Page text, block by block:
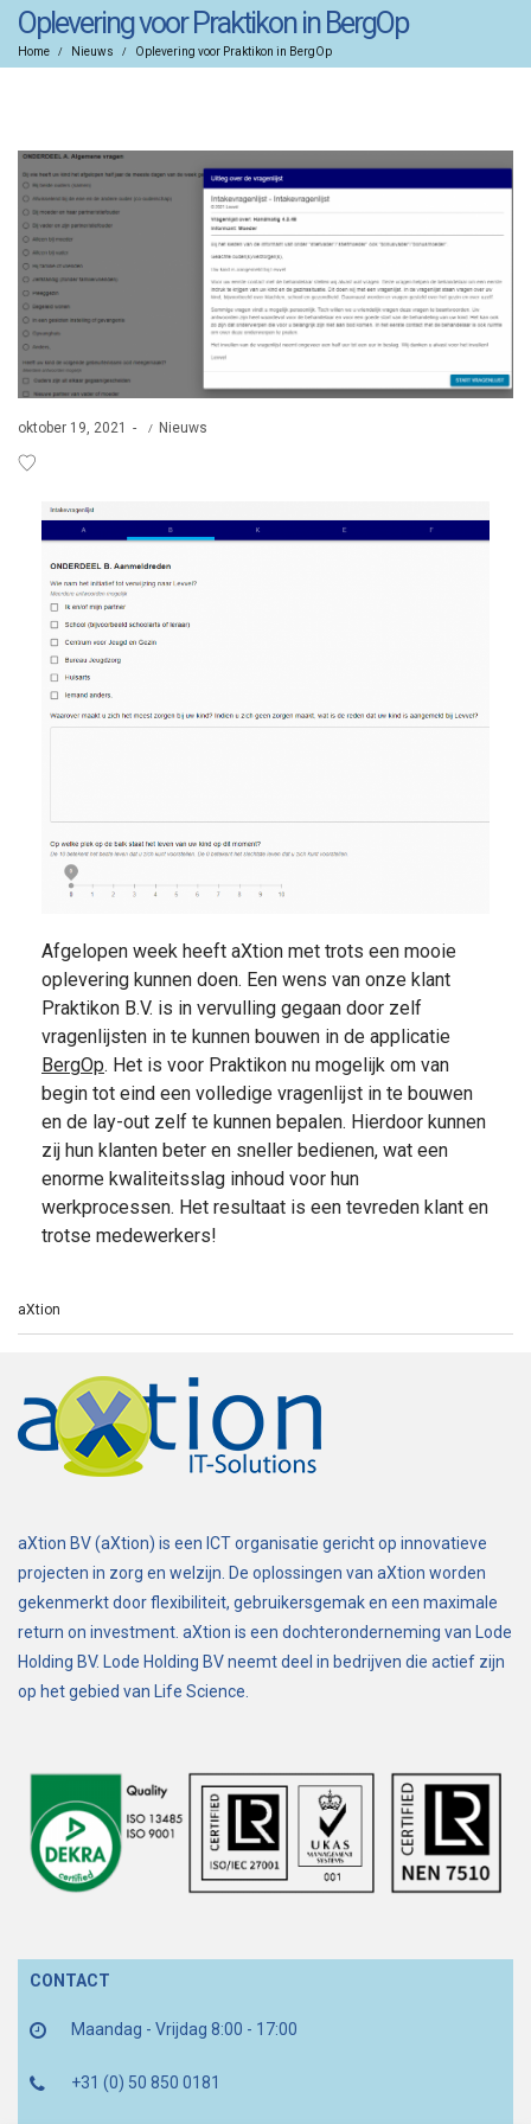
Oplevering voor Praktikon in BergOp
Home / Nieuws / Oplevering voor Praktikon in BergOp
oktober 19, 2021 Nieuws
Afgelopen week heeft aXtion met trots een mooie
oplevering kunnen doen. Een wens van onze klant
Praktikon B.V. is in vervulling gegaan door zelf
vragenlijsten in te kunnen bouwen in de applicatie
BergOp. Het is voor Praktikon nu mogelijk om van
begin tot eind een volledige vragenlijst in te bouwen
en de lay-out zelf te kunnen bepalen. Hierdoor kunnen
zij hun klanten beter en sneller bedienen, wat een
enorme kwaliteitsslag inhoud voor hun
werkprocessen. Het resultaat is een tevreden klant en
trotse medewerkers!
aXtion
aXtion BV (aXtion) is een ICT organisatie gericht op innovatieve
projecten in zorg en welzijn. De oplossingen van aXtion worden
gekenmerkt door flexibiliteit, gebruikersgemak en een maximale
return on investment. aXtion is een dochteronderneming van Lode
Holding BV. Lode Holding BV neemt deel in bedrijven die actief zijn
op het gebied van Life Science.
CONTACT
Maandag - Vrijdag 8:00 - 17:00
+31 (0) 50 850 0181